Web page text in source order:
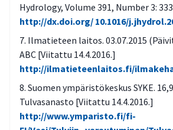
Hydrology, Volume 391, Number 3:
http://dx.doi.org/ 10.1016/
Ilmatieteen laitos. 03.07.2015
ABC [Viitattu 14.4.2016.]
http://ilmatieteenlaitos.fi/
Suomen ympäristökeskus SYKE.
Tulvasanasto [Viitattu 14.4.2016.]
http://www.ymparisto.fi/fi-